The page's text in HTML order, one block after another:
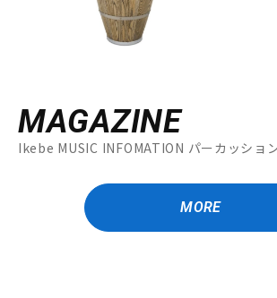
MAGAZINE
Ikebe MUSIC INFOMATION パーカッショ
MORE